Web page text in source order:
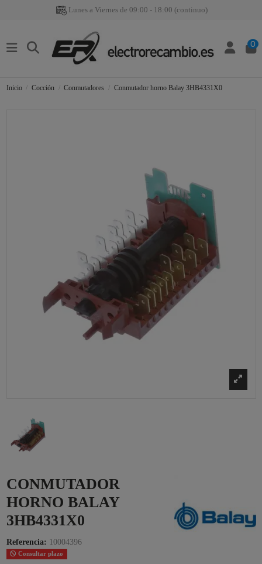
Lunes a Viernes de 09:00 - 18:00 (continuo)
0
Inicio Cocción Conmutadores Conmutador horno Balay 3HB4331X0
CONMUTADOR
HORNO BALAY
3HB4331X0
Referencia: 10004396
Consultar plazo